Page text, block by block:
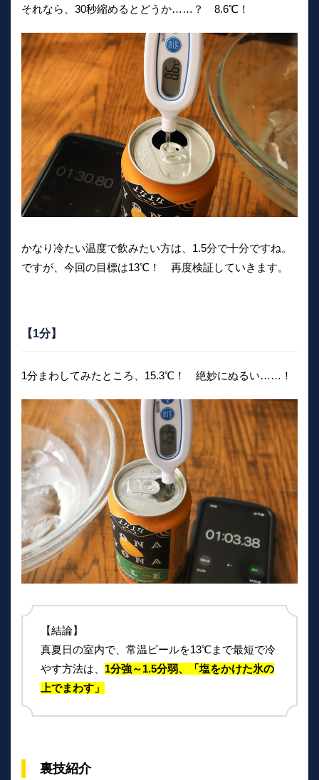
それなら、30秒縮めるとどうか……？ 8.6℃！
かなり冷たい温度で飲みたい方は、1.5分で十分ですね。
ですが、今回の目標は13℃！ 再度検証していきます。
【1分】
1分まわしてみたところ、15.3℃！ 絶妙にぬるい……！
【結論】
真夏日の室内で、常温ビールを13℃まで最短で冷
やす方法は、 1分強～1.5分弱、「塩をかけた氷の
上でまわす」
裏技紹介